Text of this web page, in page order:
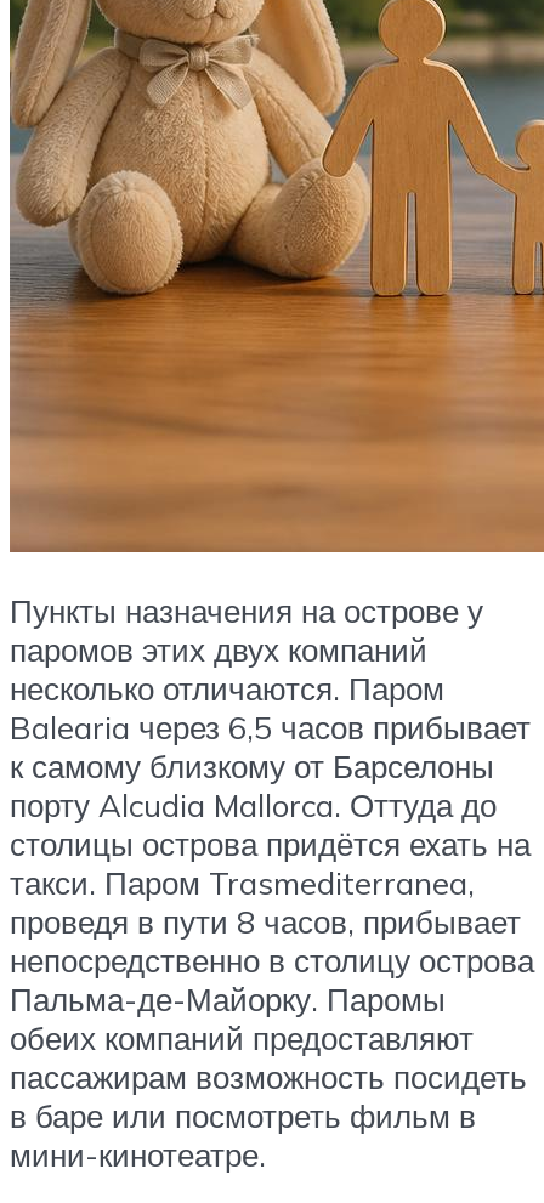
Пункты назначения на острове у
паромов этих двух компаний
несколько отличаются. Паром
Balearia через 6,5 часов прибывает
к самому близкому от Барселоны
порту Alcudia Mallorca. Оттуда до
столицы острова придётся ехать на
такси. Паром Trasmediterranea,
проведя в пути 8 часов, прибывает
непосредственно в столицу острова
Пальма-де-Майорку. Паромы
обеих компаний предоставляют
пассажирам возможность посидеть
в баре или посмотреть фильм в
мини-кинотеатре.